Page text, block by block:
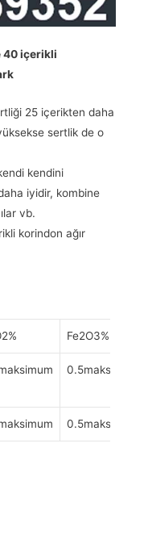
40 içerikli
25 içerikten daha
sertlik de o
kendini
iyidir, kombine
vb.
korindon ağır
Fe2O3%
0.5maksimum
0.5maksimum